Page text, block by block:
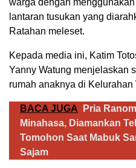
lantaran tusukan yang
Ratahan meleset.
Kepada media ini, Katim
Yanny Watung menjelaskan
rumah anaknya di Kelurahan
BACA JUGA
Pria
Minahasa, Diamankan
Tomohon Saat Mabuk
Sajam